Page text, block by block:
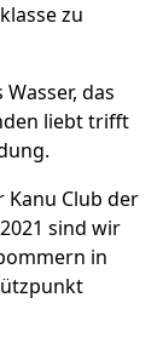
zu
das
liebt trifft
Kanu Club der
sind wir
in